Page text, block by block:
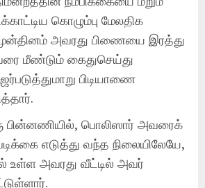
கொழும்பு மேலதிக
அவரது பிணையை இரத்து
மீண்டும் கைதுசெய்து
பிடியாணை
பொலிஸார் அவரைக்
எடுத்து வந்த நிலையிலேயே,
உள்ள அவரது வீட்டில் அவர்